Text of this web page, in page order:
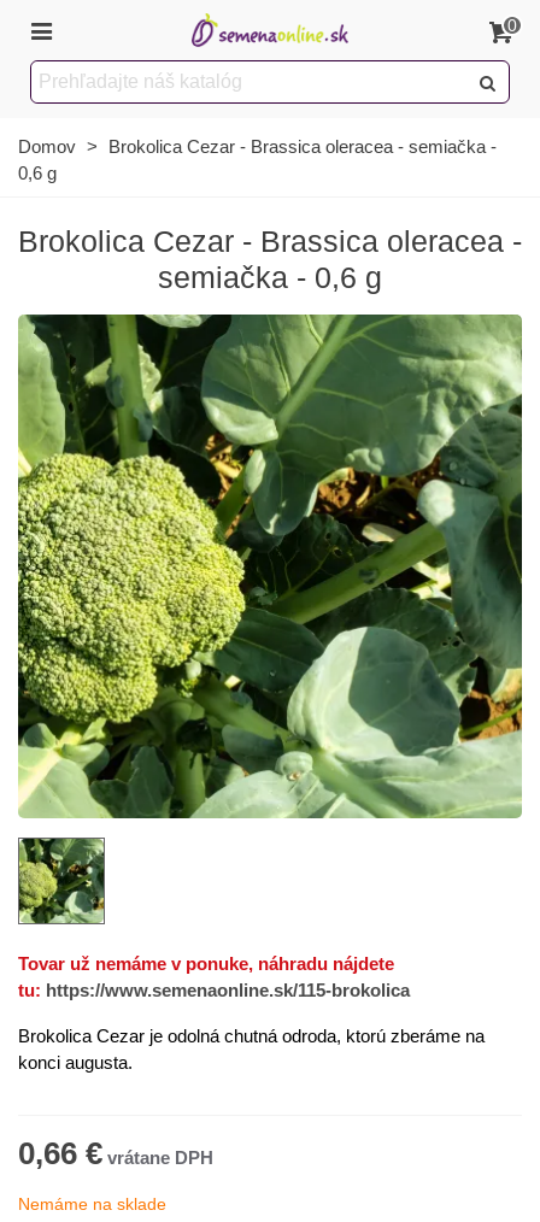
0
Domov >
Brokolica Cezar - Brassica oleracea - semiačka -
0,6 g
Brokolica Cezar - Brassica oleracea -
semiačka - 0,6 g
Tovar už nemáme v ponuke, náhradu nájdete
tu: https://www.semenaonline.sk/115-brokolica
Brokolica Cezar je odolná chutná odroda, ktorú zberáme na
konci augusta.
0,66 €
Nemáme na sklade